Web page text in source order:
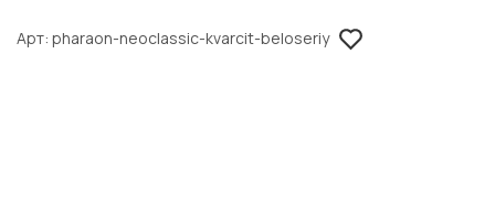
Арт pharaon-neoclassic-kvarcit-beloseriy